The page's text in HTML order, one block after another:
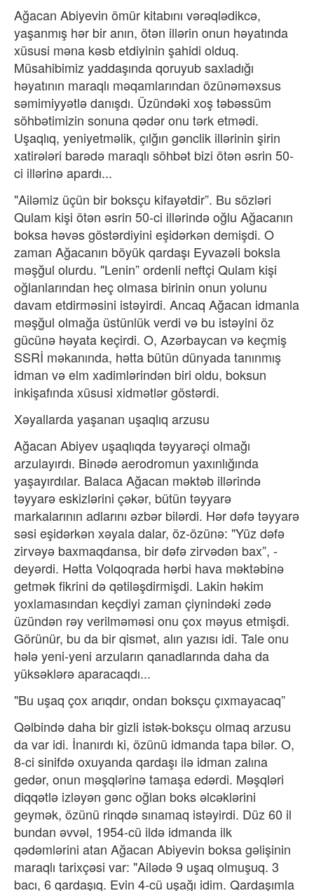
Ağacan Abiyevin ömür kitabını vərəqlədikcə,
yaşanmış hər bir anın, ötən illərin onun həyatında
xüsusi məna kəsb etdiyinin şahidi olduq.
Müsahibimiz yaddaşında qoruyub saxladığı
həyatının maraqlı məqamlarından özünəməxsus
səmimiyyətlə danışdı. Üzündəki xoş təbəssüm
söhbətimizin sonuna qədər onu tərk etmədi.
Uşaqlıq, yeniyetməlik, çılğın gənclik illərinin şirin
xatirələri barədə maraqlı söhbət bizi ötən əsrin 50-
ci illərinə apardı...
"Ailəmiz üçün bir boksçu kifayətdir”. Bu sözləri
Qulam kişi ötən əsrin 50-ci illərində oğlu Ağacanın
boksa həvəs göstərdiyini eşidərkən demişdi. O
zaman Ağacanın böyük qardaşı Eyvazəli boksla
məşğul olurdu. "Lenin” ordenli neftçi Qulam kişi
oğlanlarından heç olmasa birinin onun yolunu
davam etdirməsini istəyirdi. Ancaq Ağacan idmanla
məşğul olmağa üstünlük verdi və bu istəyini öz
gücünə həyata keçirdi. O, Azərbaycan və keçmiş
SSRİ məkanında, hətta bütün dünyada tanınmış
idman və elm xadimlərindən biri oldu, boksun
inkişafında xüsusi xidmətlər göstərdi.
Xəyallarda yaşanan uşaqlıq arzusu
Ağacan Abiyev uşaqlıqda təyyarəçi olmağı
arzulayırdı. Binədə aerodromun yaxınlığında
yaşayırdılar. Balaca Ağacan məktəb illərində
təyyarə eskizlərini çəkər, bütün təyyarə
markalarının adlarını əzbər bilərdi. Hər dəfə təyyarə
səsi eşidərkən xəyala dalar, öz-özünə: "Yüz dəfə
zirvəyə baxmaqdansa, bir dəfə zirvədən bax”, -
deyərdi. Hətta Volqoqrada hərbi hava məktəbinə
getmək fikrini də qətiləşdirmişdi. Lakin həkim
yoxlamasından keçdiyi zaman çiynindəki zədə
üzündən rəy verilməməsi onu çox məyus etmişdi.
Görünür, bu da bir qismət, alın yazısı idi. Tale onu
hələ yeni-yeni arzuların qanadlarında daha da
yüksəklərə aparacaqdı...
"Bu uşaq çox arıqdır, ondan boksçu çıxmayacaq”
Qəlbində daha bir gizli istək-boksçu olmaq arzusu
da var idi. İnanırdı ki, özünü idmanda tapa bilər. O,
8-ci sinifdə oxuyanda qardaşı ilə idman zalına
gedər, onun məşqlərinə tamaşa edərdi. Məşqləri
diqqətlə izləyən gənc oğlan boks əlcəklərini
geymək, özünü rinqdə sınamaq istəyirdi. Düz 60 il
bundan əvvəl, 1954-cü ildə idmanda ilk
qədəmlərini atan Ağacan Abiyevin boksa gəlişinin
maraqlı tarixçəsi var: "Ailədə 9 uşaq olmuşuq. 3
bacı, 6 qardaşıq. Evin 4-cü uşağı idim. Qardaşımla